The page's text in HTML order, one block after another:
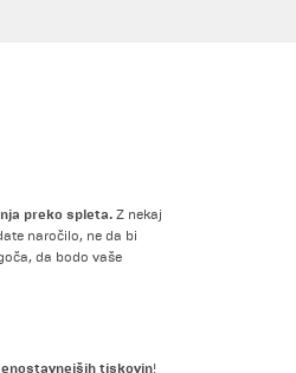
preko spleta. Z nekaj
naročilo, ne da bi
da bodo vaše
tiskovin!